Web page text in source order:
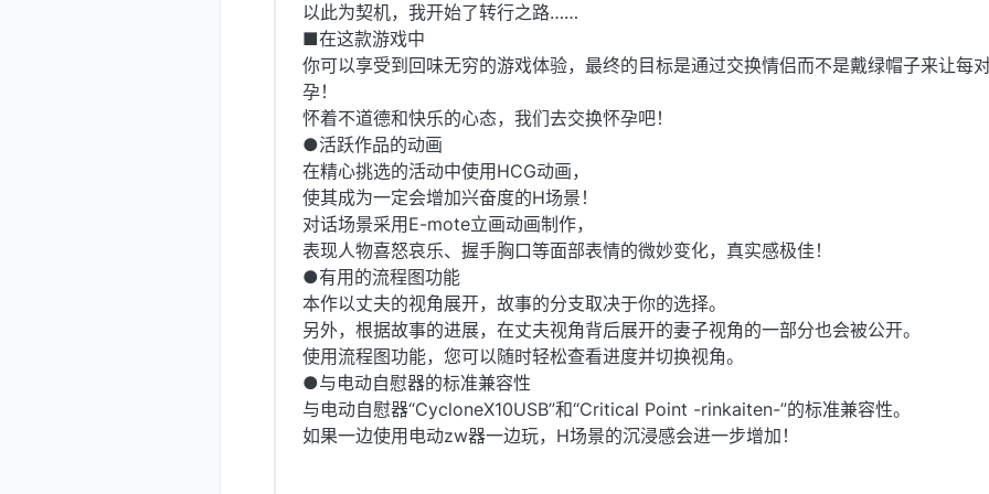
以此为契机，我开始了转行之路……
■在这款游戏中
你可以享受到回味无穷的游戏体验，最终的目标是通过交换情侣而不是戴绿帽子来让每
孕！
怀着不道德和快乐的心态，我们去交换怀孕吧！
●活跃作品的动画
在精心挑选的活动中使用HCG动画，
使其成为一定会增加兴奋度的H场景！
对话场景采用E-mote立画动画制作，
表现人物喜怒哀乐、握手胸口等面部表情的微妙变化，真实感极佳！
●有用的流程图功能
本作以丈夫的视角展开，故事的分支取决于你的选择。
另外，根据故事的进展，在丈夫视角背后展开的妻子视角的一部分也会被公开。
使用流程图功能，您可以随时轻松查看进度并切换视角。
●与电动自慰器的标准兼容性
与电动自慰器“CycloneX10USB”和“Critical Point -rinkaiten-”的标准兼容性。
如果一边使用电动zw器一边玩，H场景的沉浸感会进一步增加！